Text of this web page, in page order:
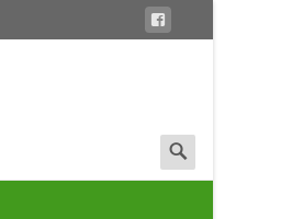
Search
for: